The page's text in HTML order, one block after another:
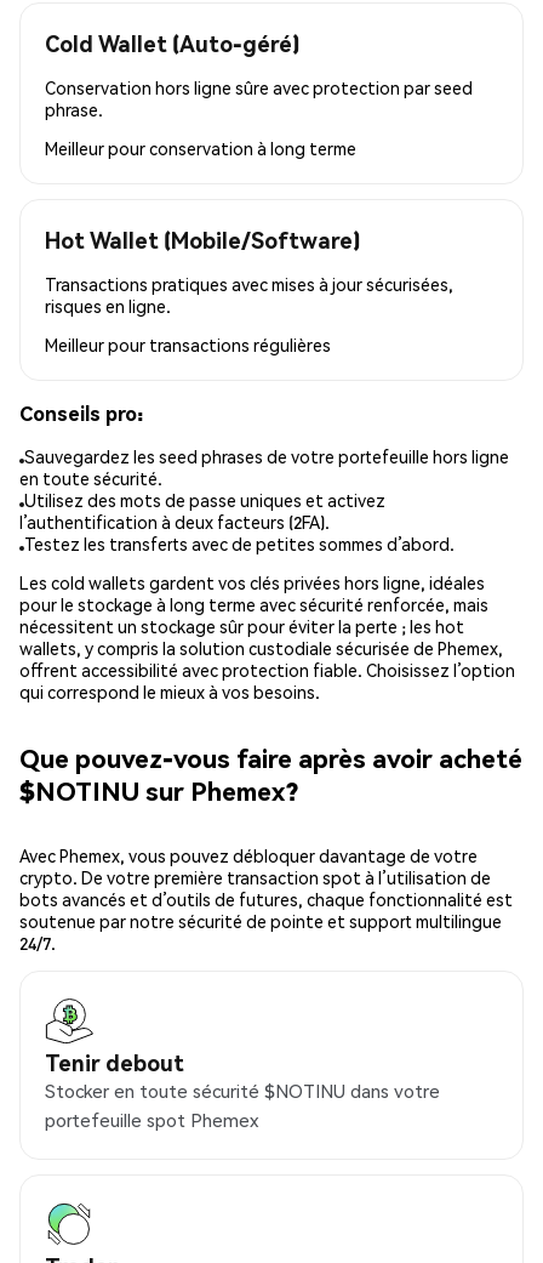
Cold Wallet (Auto-géré)
Conservation hors ligne sûre avec protection par seed
phrase.
Meilleur pourconservation à long terme
Hot Wallet (Mobile/Software)
Transactions pratiques avec mises à jour sécurisées,
risques en ligne.
Meilleur pour transactions régulières
Conseils pro:
Sauvegardez les seed phrases de votre portefeuille hors ligne
en toute sécurité.
Utilisez des mots de passe uniques et activez
l’authentification à deux facteurs (2FA).
Testez les transferts avec de petites sommes d’abord.
Les cold wallets gardent vos clés privées hors ligne, idéales
pour le stockage à long terme avec sécurité renforcée, mais
nécessitent un stockage sûr pour éviter la perte ; les hot
wallets, y compris la solution custodiale sécurisée de Phemex,
offrent accessibilité avec protection fiable. Choisissez l’option
qui correspond le mieux à vos besoins.
Que pouvez-vous faire après avoir acheté
$NOTINU sur Phemex?
Avec Phemex, vous pouvez débloquer davantage de votre
crypto. De votre première transaction spot à l’utilisation de
bots avancés et d’outils de futures, chaque fonctionnalité est
soutenue par notre sécurité de pointe et support multilingue
24/7.
Tenir debout
Stocker en toute sécurité $NOTINU dans votre
portefeuille spot Phemex